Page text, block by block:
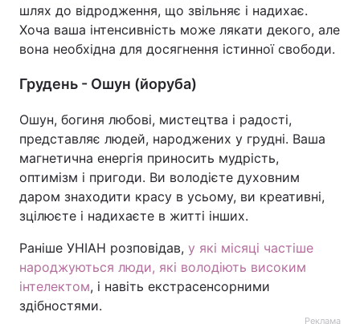
шлях до відродження, що звільняє і надихає.
Хоча ваша інтенсивність може лякати декого, але
вона необхідна для досягнення істинної свободи.
Грудень - Ошун (йоруба)
Ошун, богиня любові, мистецтва і радості,
представляє людей, народжених у грудні. Ваша
магнетична енергія приносить мудрість,
оптимізм і пригоди. Ви володієте духовним
даром знаходити красу в усьому, ви креативні,
зцілюєте і надихаєте в житті інших.
Раніше УНІАН розповідав, у які місяці частіше
народжуються люди, які володіють високим
інтелектом, і навіть екстрасенсорними
здібностями.
Реклама